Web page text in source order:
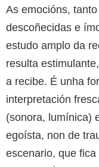
As emocións,
descoñecidas e
estudo amplo da
resulta
a recibe. É unha
interpretación
(sonora, lumínica)
egoísta, non de
escenario, que